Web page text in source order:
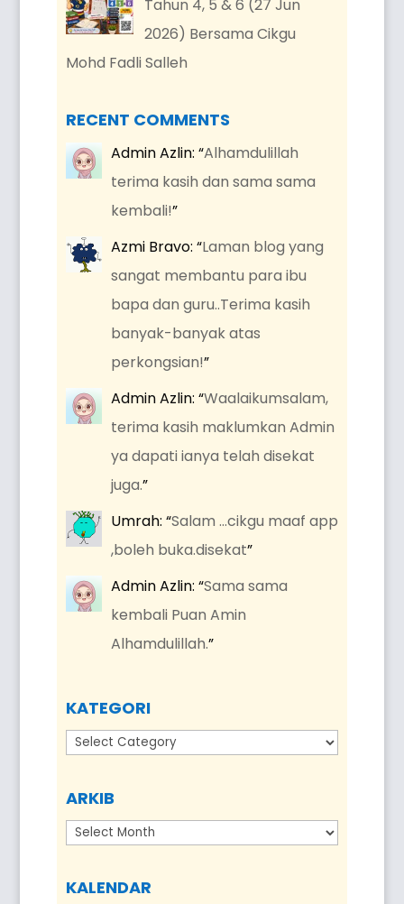
Tahun 4, 5 & 6 (27 Jun
2026) Bersama Cikgu
Mohd Fadli Salleh
RECENT COMMENTS
Admin Azlin: “Alhamdulillah
terima kasih dan sama sama
kembali!”
Azmi Bravo: “Laman blog yang
sangat membantu para ibu
bapa dan guru..Terima kasih
banyak-banyak atas
perkongsian!”
Admin Azlin: “Waalaikumsalam,
terima kasih maklumkan Admin
ya dapati ianya telah disekat
juga.”
Umrah: “Salam …cikgu maaf app
,boleh buka.disekat”
Admin Azlin: “Sama sama
kembali Puan Amin
Alhamdulillah.”
KATEGORI
Kategori
ARKIB
Arkib
KALENDAR